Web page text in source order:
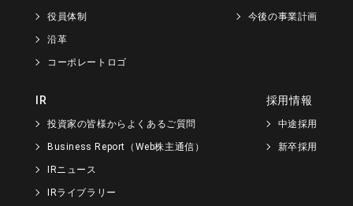
役員体制
沿革
コーポレートロゴ
今後の事業計画
IR
投資家の皆様からよくあるご質問
Business Report（Web株主通信）
IRニュース
IRライブラリー
採用情報
中途採用
新卒採用